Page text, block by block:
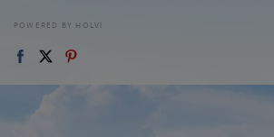
POWERED BY HOLVI